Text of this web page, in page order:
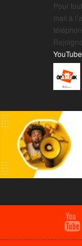
Pour
mail à
YouTube